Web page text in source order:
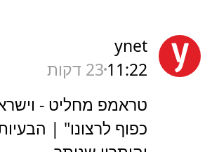
ynet
11:22 23 דקות
טראמפ מחליט -
כפוף לרצונו" |